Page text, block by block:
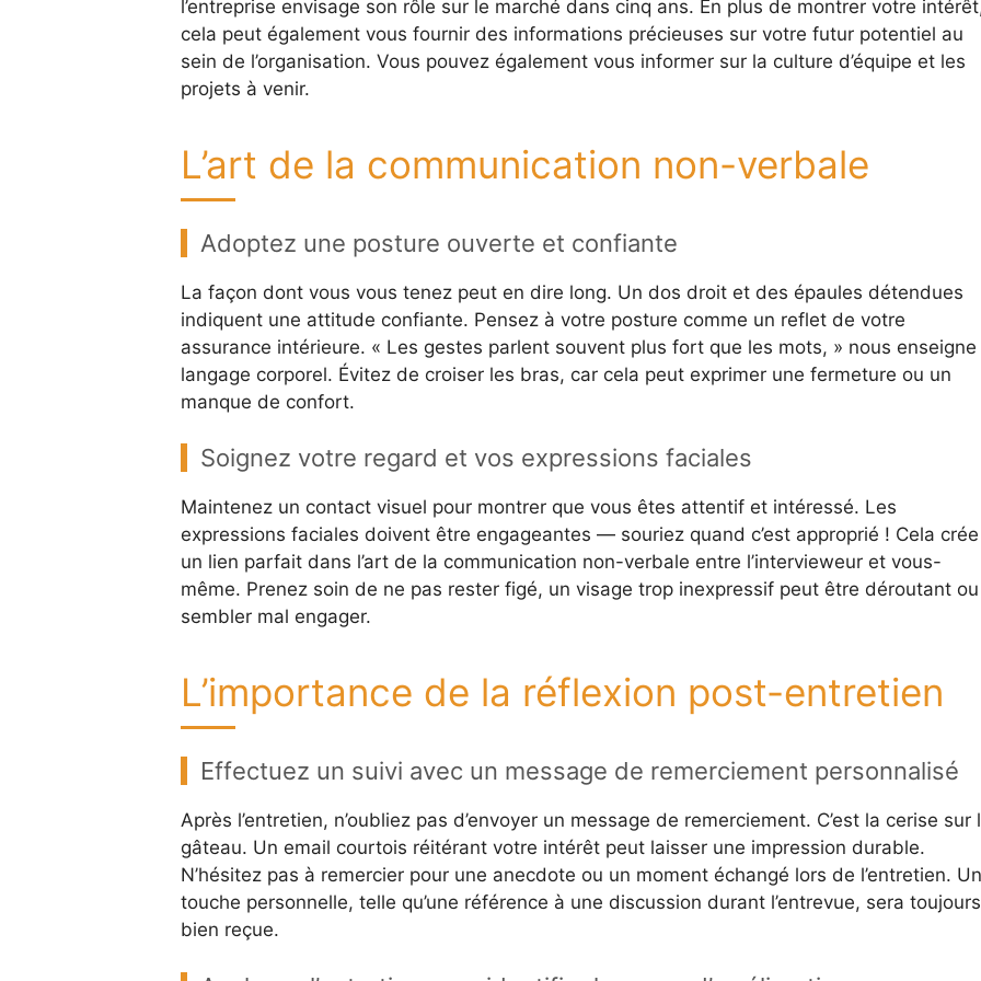
l’entreprise envisage son rôle sur le marché dans cinq ans. En plus de montrer votre
cela peut également vous fournir des informations précieuses sur votre futur potentiel au
sein de l’organisation. Vous pouvez également vous informer sur la culture d’équipe et les
projets à venir.
L’art de la communication non-verbale
Adoptez une posture ouverte et confiante
La façon dont vous vous tenez peut en dire long. Un dos droit et des épaules détendues
indiquent une attitude confiante. Pensez à votre posture comme un reflet de votre
assurance intérieure. « Les gestes parlent souvent plus fort que les mots, » nous enseigne
langage corporel. Évitez de croiser les bras, car cela peut exprimer une fermeture ou un
manque de confort.
Soignez votre regard et vos expressions faciales
Maintenez un contact visuel pour montrer que vous êtes attentif et intéressé. Les
expressions faciales doivent être engageantes — souriez quand c’est approprié ! Cela crée
un lien parfait dans l’art de la communication non-verbale entre l’intervieweur et vous-
même. Prenez soin de ne pas rester figé, un visage trop inexpressif peut être déroutant ou
sembler mal engager.
L’importance de la réflexion post-entretien
Effectuez un suivi avec un message de remerciement personnalisé
Après l’entretien, n’oubliez pas d’envoyer un message de remerciement. C’est la cerise sur
gâteau. Un email courtois réitérant votre intérêt peut laisser une impression durable.
N’hésitez pas à remercier pour une anecdote ou un moment échangé lors de l’entretien.
touche personnelle, telle qu’une référence à une discussion durant l’entrevue, sera toujours
bien reçue.